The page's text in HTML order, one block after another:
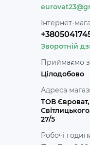
Інтернет-
Зворотній
Приймаємо
Цілодобово
Адреса
ТОВ Євроват,
27/5
Робочі